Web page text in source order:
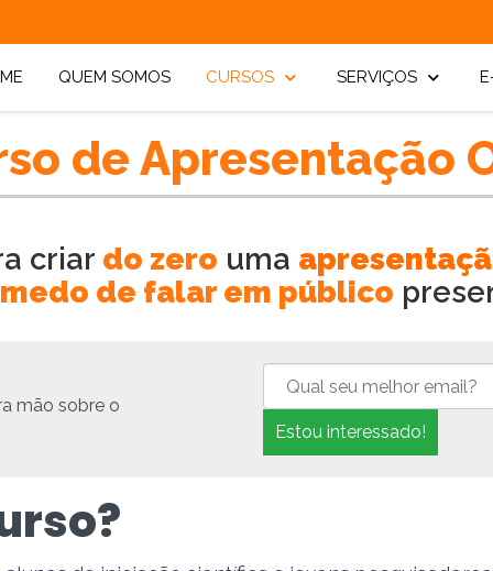
QUEM SOMOS CURSOS SERVIÇOS
de Apresentação
criar do zero uma
de falar em público
mão sobre o